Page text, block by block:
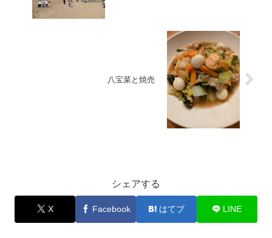
八宝菜と焼売
シェアする
X Facebook はてブ LINE